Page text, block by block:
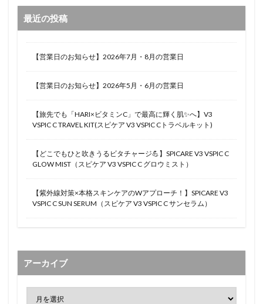
最近の投稿
【営業日のお知らせ】2026年7月・8月の営業日
【営業日のお知らせ】2026年5月・6月の営業日
【旅先でも「HARI×ビタミンC」で最高に輝く肌✨へ】V3
VSPIC C TRAVEL KIT(スピケア V3 VSPIC Cトラベルキット)
【どこでもひと吹きうるビタチャージ💪】SPICARE V3 VSPIC C
GLOW MIST（スピケア V3 VSPIC C グロウミスト）
【紫外線対策×本格スキンケアのWアプローチ！】SPICARE V3
VSPIC C SUN SERUM（スピケア V3 VSPIC C サンセラム）
アーカイブ